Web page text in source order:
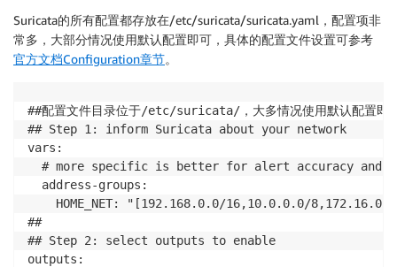
Suricata的所有配置都存放在/etc/suricata/suricata.yaml，配置项非
常多，大部分情况使用默认配置即可，具体的配置文件设置可参考
官方文档Configuration章节。
##配置文件目录位于/etc/suricata/，大多情况使用默认配置即
## Step 1: inform Suricata about your network
vars:
# more specific is better for alert accuracy and
  address-groups:
HOME_NET: "[192.168.0.0/16,10.0.0.0/
##
## Step 2: select outputs to enable
outputs: